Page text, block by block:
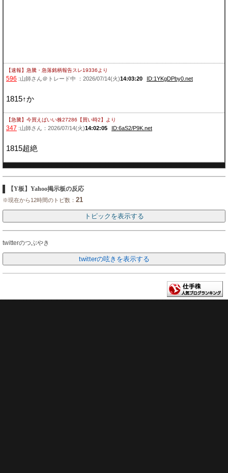
【速報】急騰・急落銘柄報告スレ19336 より
596 :山師さん＠トレード中 ：2026/07/14(火)14:03:20 ID:1YKgDPby0.net
1815↑か
【急騰】今買えばいい株27286【買い時2】 より
347 :山師さん：2026/07/14(火)14:02:05 ID:6aS2/P9K.net
1815超絶
【Y板】Yahoo掲示板の反応
※現在から12時間のトピ数： 21
twitterのつぶやき